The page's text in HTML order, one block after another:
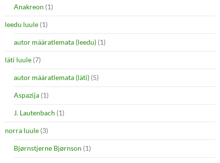
Anakreon (1)
leedu luule (1)
autor määratlemata (leedu) (1)
läti luule (7)
autor määratlemata (läti) (5)
Aspazija (1)
J. Lautenbach (1)
norra luule (3)
Bjørnstjerne Bjørnson (1)